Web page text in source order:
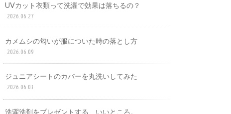
UVカット衣類って洗濯で効果は落ちるの？
2026.06.27
カメムシの匂いが服についた時の落とし方
2026.06.09
ジュニアシートのカバーを丸洗いしてみた
2026.06.03
洗濯洗剤をプレゼントする、いいところ。